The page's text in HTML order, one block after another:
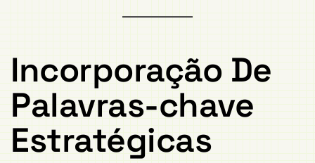
Incorporação De
Palavras-chave
Estratégicas